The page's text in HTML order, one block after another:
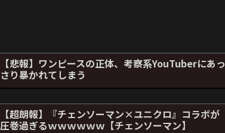
【悲報】ワンピースの正体、考察系YouTuberにあっ
さり暴かれてしまう
【超朗報】『チェンソーマン×ユニクロ』コラボが
圧巻過ぎるｗｗｗｗｗｗ【チェンソーマン】